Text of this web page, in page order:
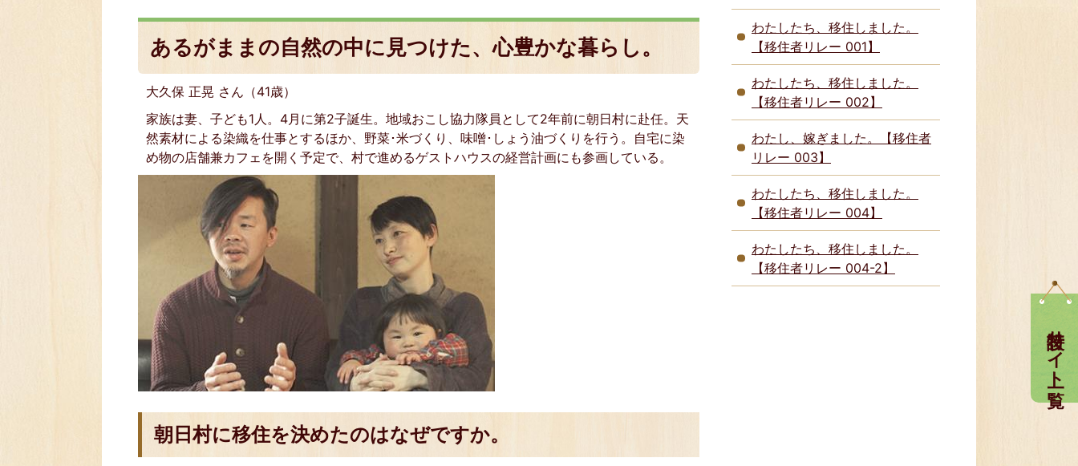
特設サイト一覧
あるがままの自然の中に見つけた、心豊かな暮らし。
大久保 正晃 さん（41歳）
家族は妻、子ども1人。4月に第2子誕生。地域おこし協力隊員として2年前に朝日村に赴任。天
然素材による染織を仕事とするほか、野菜･米づくり、味噌･しょう油づくりを行う。自宅に染
め物の店舗兼カフェを開く予定で、村で進めるゲストハウスの経営計画にも参画している。
朝日村に移住を決めたのはなぜですか。
わたしたち、移住しました。
【移住者リレー 001】
わたしたち、移住しました。
【移住者リレー 002】
わたし、嫁ぎました。【移住者
リレー 003】
わたしたち、移住しました。
【移住者リレー 004】
わたしたち、移住しました。
【移住者リレー 004-2】